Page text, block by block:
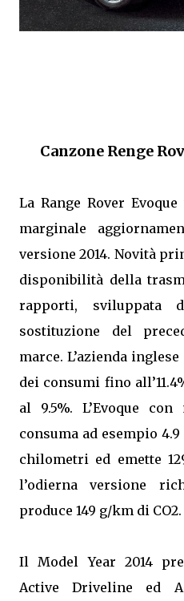
Canzone Renge
La Range Rover
marginale
versione 2014. Novità
disponibilità della
rapporti,
sostituzione del
marce. L’azienda
dei consumi fino
al 9.5%. L’Evoque
consuma ad esempio
chilometri ed emette
l’odierna versione
produce 149 g/km di CO2.
Il Model Year 2014
Active Driveline ed